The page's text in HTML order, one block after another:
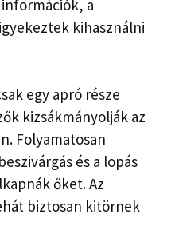
a
kihasználni
egy apró része
kizsákmányolják az
Folyamatosan
és a lopás
őket. Az
biztosan kitörnek